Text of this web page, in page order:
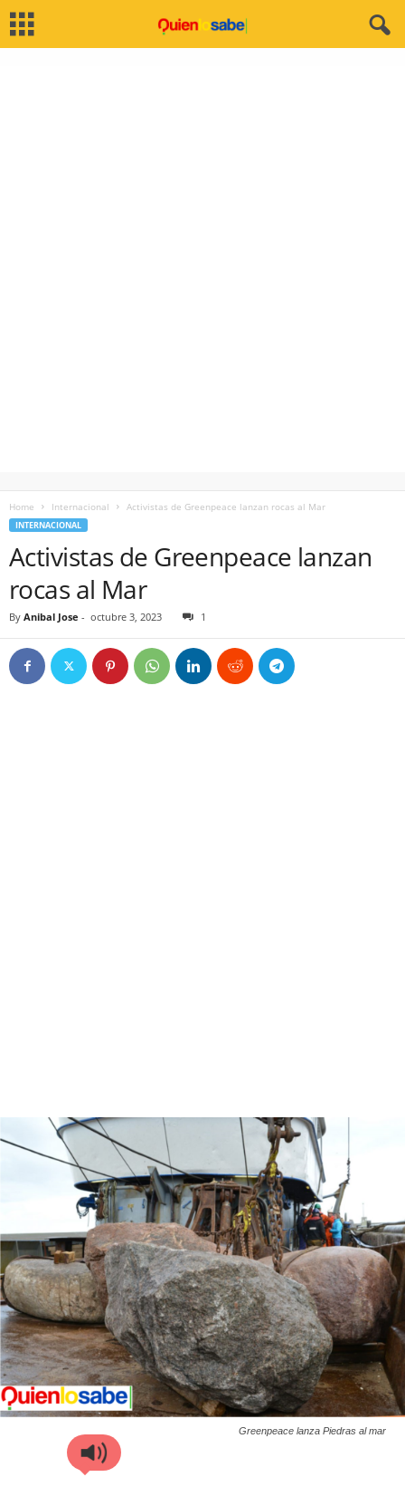
Home Internacional Activistas de Greenpeace lanzan rocas al Mar
INTERNACIONAL
Activistas de Greenpeace lanzan
rocas al Mar
By Anibal Jose - octubre 3, 2023 1
Greenpeace lanza Piedras al mar